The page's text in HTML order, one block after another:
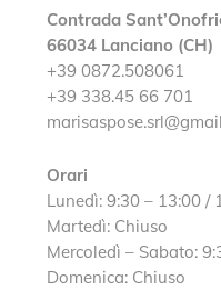
Contrada
66034 Lanciano (CH)
+39 0872.508061
+39 338.45 66 701
Orari
Lunedì: 9:30 – 13:00 /
Martedì: Chiuso
Mercoledì – Sabato:
Domenica: Chiuso